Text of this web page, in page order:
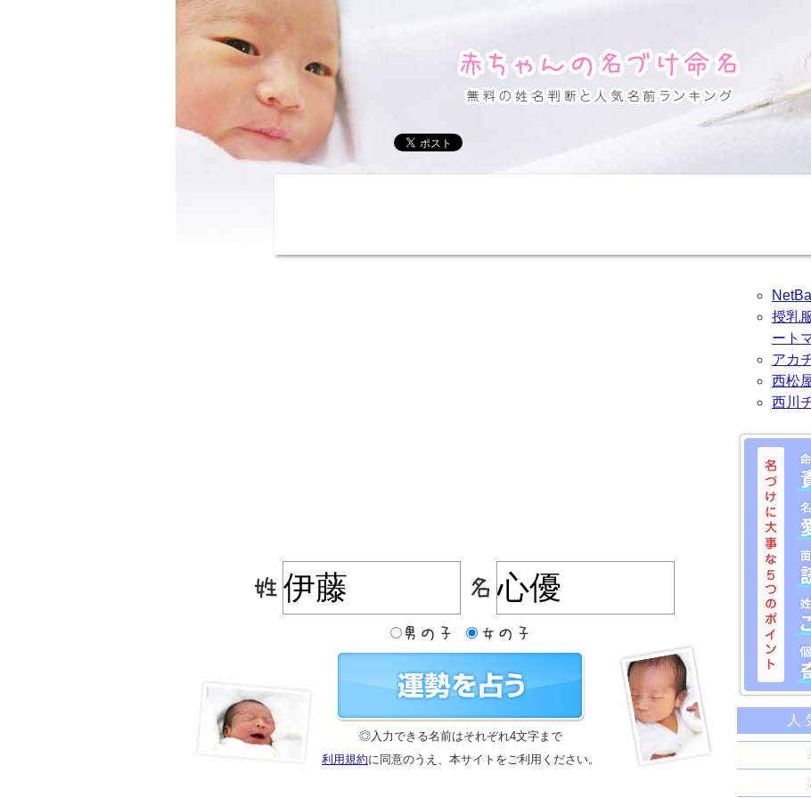
◎入力できる名前はそれぞれ4文字まで
利用規約に同意のうえ、本サイトをご利用ください。
授乳
ート
アカ
西松
西川
名づけに
命名に親
名前は
苗字との
姓名判
人